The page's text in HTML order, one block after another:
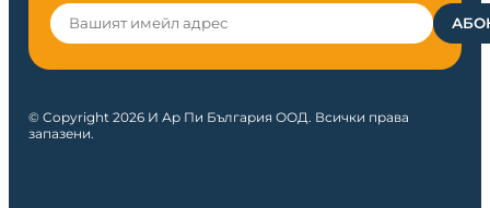
© Copyright 2026 И Ар Пи България ООД. Всички права
запазени.